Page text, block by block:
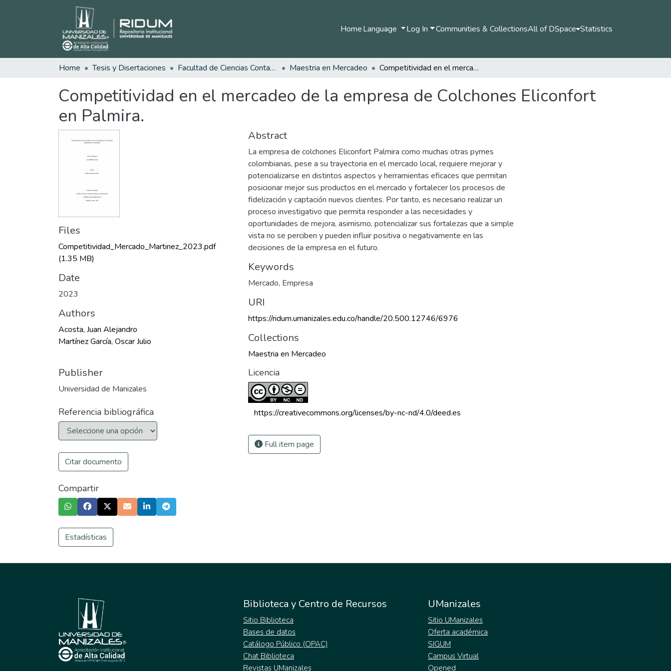
HomeLanguage Log In Communities & CollectionsAll of DSpace Statistics
Home Tesis y Disertaciones Facultad de Ciencias Contables Económicas y Administrativas Maestria en Mercadeo Competitividad en el mercadeo de la empresa de Colchones Eliconfort en Palmira.
Competitividad en el mercadeo de la empresa de Colchones Eliconfort
en Palmira.
Files
Competitividad_Mercado_Martinez_2023.pdf
(1.35 MB)
Date
2023
Authors
Acosta, Juan Alejandro
Martínez García, Oscar Julio
Publisher
Universidad de Manizales
Referencia bibliográfica
Citar documento
Compartir
Estadísticas
Abstract
La empresa de colchones Eliconfort Palmira como muchas otras pymes
colombianas, pese a su trayectoria en el mercado local, requiere mejorar y
potencializarse en distintos aspectos y herramientas eficaces que permitan
posicionar mejor sus productos en el mercado y fortalecer los procesos de
fidelización y captación nuevos clientes. Por tanto, es necesario realizar un
proceso investigativo que permita responder a las necesidades y
oportunidades de mejora, asimismo, potencializar sus fortalezas que a simple
vista no se perciben y pueden influir positiva o negativamente en las
decisiones de la empresa en el futuro.
Keywords
Mercado, Empresa
URI
https://ridum.umanizales.edu.co/handle/20.500.12746/6976
Collections
Maestria en Mercadeo
Licencia
https://creativecommons.org/licenses/by-nc-nd/4.0/deed.es
Full item page
Biblioteca y Centro de Recursos
Sitio Biblioteca
Bases de datos
Catálogo Público (OPAC)
Chat Biblioteca
Revistas UManizales
UManizales
Sitio UManizales
Oferta académica
SIGUM
Campus Virtual
Opened